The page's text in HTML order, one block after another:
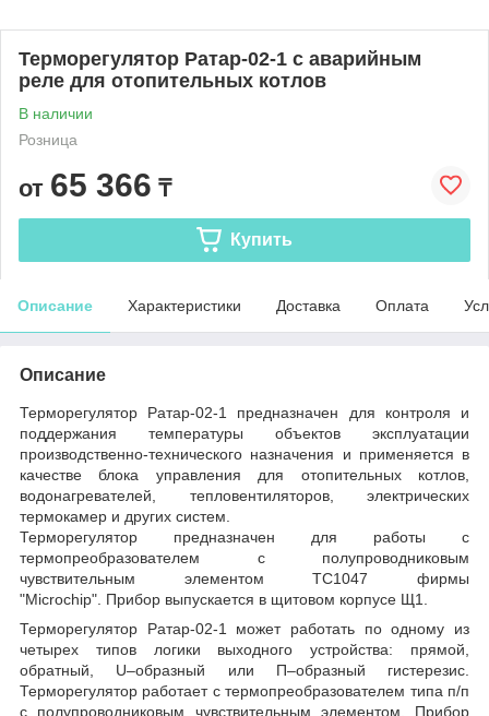
Терморегулятор Ратар-02-1 с аварийным
реле для отопительных котлов
В наличии
Розница
от 65 366 ₸
Купить
Описание Характеристики Доставка Оплата
Описание
Терморегулятор Ратар-02-1 предназначен для контроля и
поддержания температуры объектов эксплуатации
производственно-технического назначения и применяется в
качестве блока управления для отопительных котлов,
водонагревателей, тепловентиляторов, электрических
термокамер и других систем.
Терморегулятор предназначен для работы с
термопреобразователем с полупроводниковым
чувствительным элементом TС1047 фирмы
"Microchip". Прибор выпускается в щитовом корпусе Щ1.
Терморегулятор Ратар-02-1 может работать по одному из
четырех типов логики выходного устройства: прямой,
обратный, U–образный или П–образный гистерезис.
Терморегулятор работает с термопреобразователем типа п/п
с полупроводниковым чувствительным элементом. Прибор